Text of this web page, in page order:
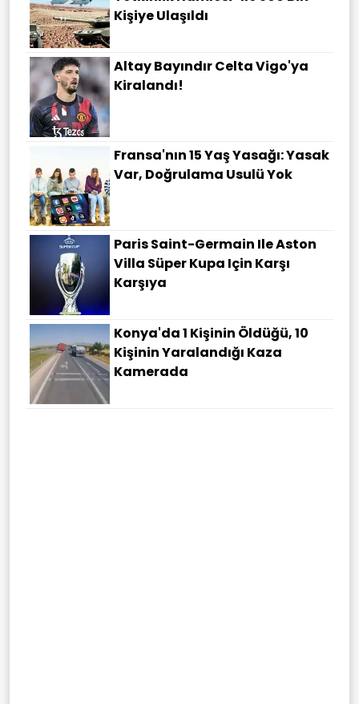
Kişiye Ulaşıldı
Altay Bayındır Celta Vigo'ya
Kiralandı!
Fransa'nın 15 Yaş Yasağı: Yasak
Var, Doğrulama Usulü Yok
Paris Saint-Germain Ile Aston
Villa Süper Kupa Için Karşı
Karşıya
Konya'da 1 Kişinin Öldüğü, 10
Kişinin Yaralandığı Kaza
Kamerada